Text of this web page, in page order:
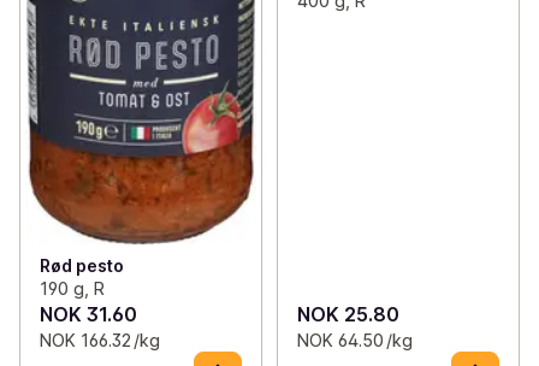
Rød pesto
190 g, R
NOK 31.60
NOK 166.32 /kg
NOK 25.80
NOK 64.50 /kg